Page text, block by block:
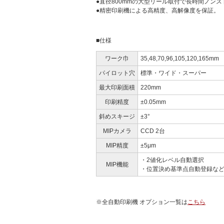
●直径800mmの大型リール取付で長時間ノンス
●精密印刷機による高精度、高解像度を保証。
■仕様
ワーク巾 35,48,70,96,105,120,165mm
パイロット穴 標準・ワイド・スーパー
最大印刷面積 220mm
印刷精度 ±0.05mm
斜めスキージ ±3°
MIPカメラ CCD 2台
MIP精度 ±5μm
MIP機能
・2値化レベル自動選択
・位置決め基準点自動登録など
※全自動印刷機 オプション一覧はこちら